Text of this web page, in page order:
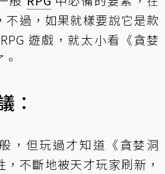
不過，如果就樣要說它是款
遊戲，就太小看《貪婪
：
，但玩過才知道《貪婪洞
不斷地被天才玩家刷新，